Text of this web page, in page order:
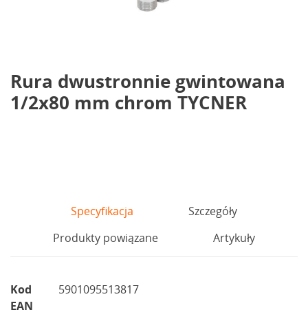
Rura dwustronnie gwintowana
1/2x80 mm chrom TYCNER
Specyfikacja
Szczegóły
Produkty powiązane
Artykuły
Kod
EAN
5901095513817